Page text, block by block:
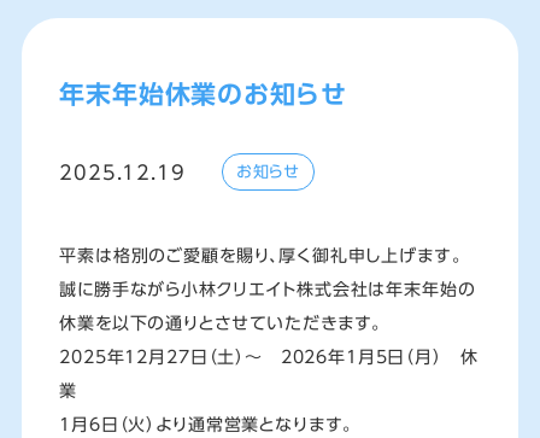
年末年始休業のお知らせ
2025.12.19 お知らせ
平素は格別のご愛顧を賜り、厚く御礼申し上げます。
誠に勝手ながら小林クリエイト株式会社は年末年始の
休業を以下の通りとさせていただきます。
2025年12月27日（土）～ 2026年1月5日（月） 休
業
1月6日（火）より通常営業となります。